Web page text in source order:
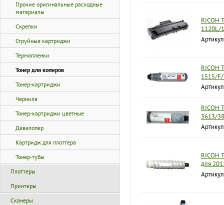
Прочие оригинальные расходные
материалы
Скрепки
Струйные картриджи
Термопленки
Тонер для копиров
Тонер-картриджи
Чернила
Тонер-картриджи цветные
Девелопер
Картридж для плоттера
Тонер-тубы
Плоттеры
Принтеры
Сканеры
RICOH
1120L/
RICOH
1515/
RICOH
3613/
RICOH
для